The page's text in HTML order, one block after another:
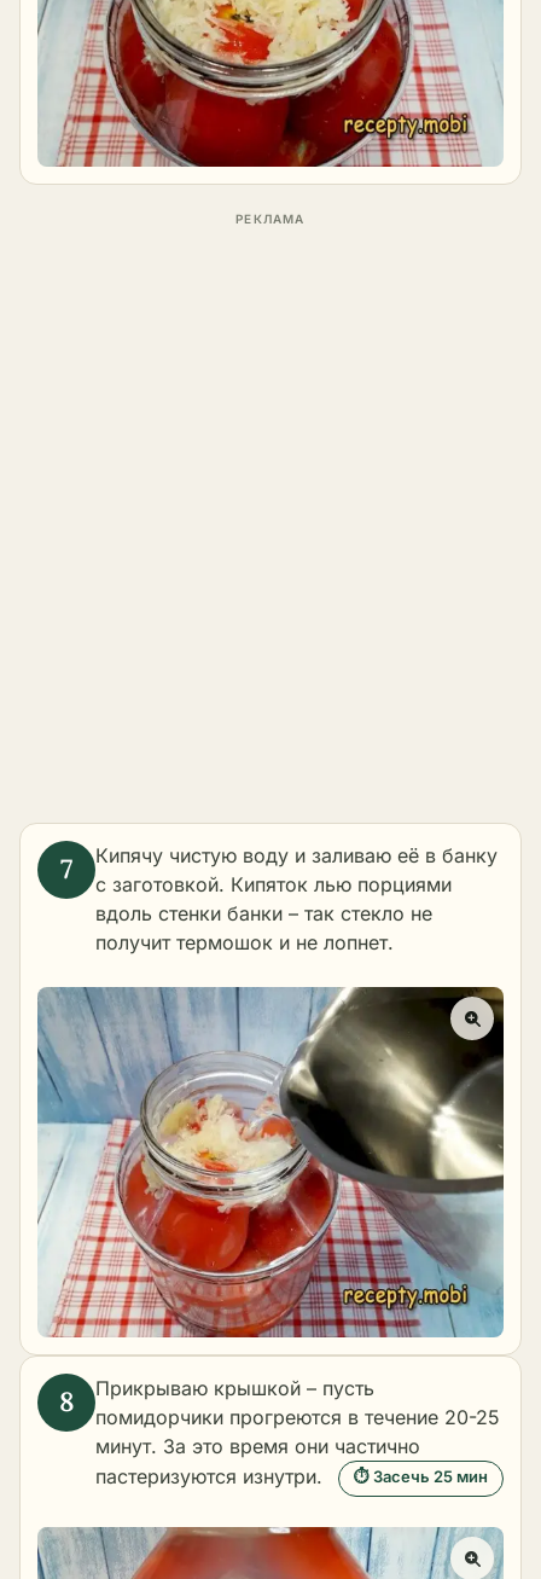
Кипячу чистую воду и заливаю её в банку
с заготовкой. Кипяток лью порциями
вдоль стенки банки – так стекло не
получит термошок и не лопнет.
Прикрываю крышкой – пусть
помидорчики прогреются в течение 20-25
минут. За это время они частично
пастеризуются изнутри.
⏱ Засечь 25 мин